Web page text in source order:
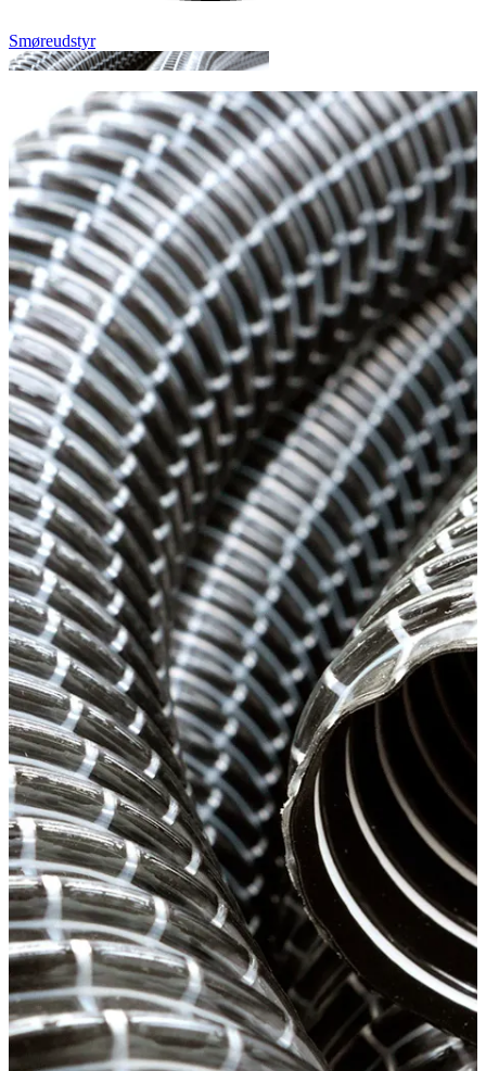
Smøreudstyr